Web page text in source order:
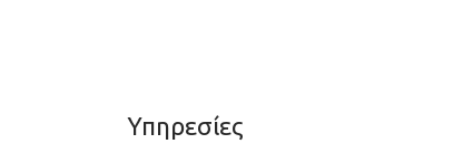
Υπηρεσίες